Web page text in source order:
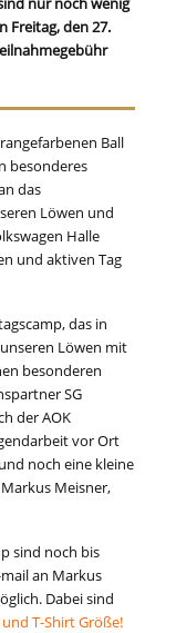
Freitag, den 27.
Ball
besonderes
das
Löwen und
Halle
und aktiven Tag
das in
Löwen mit
besonderen
SG
der AOK
vor Ort
noch eine kleine
Meisner,
sind noch bis
mail an Markus
Dabei sind
T-Shirt Größe!